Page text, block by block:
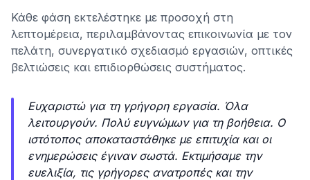
Κάθε φάση εκτελέστηκε με προσοχή στη
λεπτομέρεια, περιλαμβάνοντας επικοινωνία με τον
πελάτη, συνεργατικό σχεδιασμό εργασιών, οπτικές
βελτιώσεις και επιδιορθώσεις συστήματος.
Ευχαριστώ για τη γρήγορη εργασία. Όλα
λειτουργούν. Πολύ ευγνώμων για τη βοήθεια. Ο
ιστότοπος αποκαταστάθηκε με επιτυχία και οι
ενημερώσεις έγιναν σωστά. Εκτιμήσαμε την
ευελιξία, τις γρήγορες ανατροπές και την